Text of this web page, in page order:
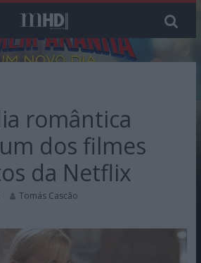
romântica
dos filmes
da Netflix
Tomás Cascão